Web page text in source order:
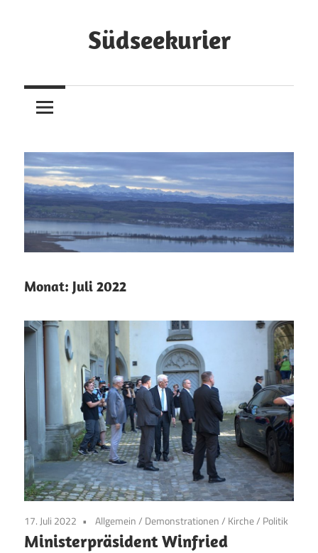
Südseekurier
Zeitung
und
Monat: Juli 2022
17. Juli 2022 Allgemein/ Demonstrationen/ Kirche/ Politik
Ministerpräsident Winfried